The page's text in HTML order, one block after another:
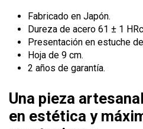
Fabricado en Japón.
Dureza de acero 61 ± 1
Presentación en estuche
Hoja de 9 cm.
2 años de garantía.
Una pieza
en estética y